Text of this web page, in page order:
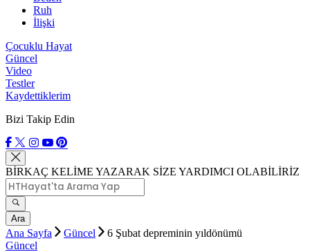
Ruh
İlişki
Çocuklu Hayat
Güncel
Video
Testler
Kaydettiklerim
Bizi Takip Edin
BİRKAÇ KELİME YAZARAK SİZE YARDIMCI OLABİLİRİZ
Ara
Ana Sayfa Güncel
6 Şubat depreminin yıldönümü
Güncel